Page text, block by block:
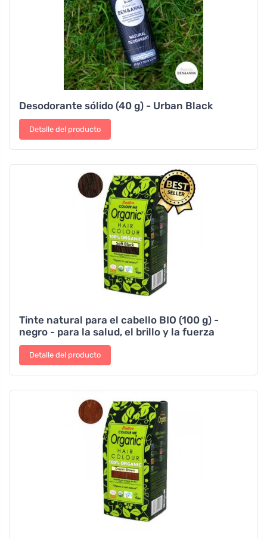
Desodorante sólido (40 g) - Urban Black
Detalle del producto
Tinte natural para el cabello BIO (100 g) -
negro - para la salud, el brillo y la fuerza
Detalle del producto